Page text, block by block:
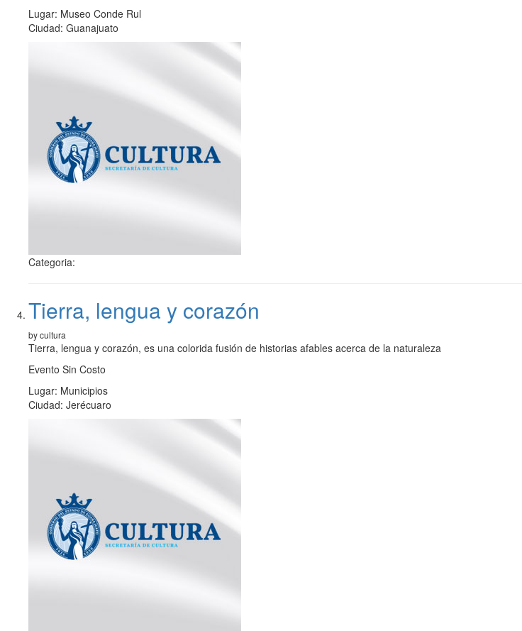
Lugar: Museo Conde Rul
Ciudad: Guanajuato
Categoria:
Tierra, lengua y corazón
by cultura
Tierra, lengua y corazón, es una colorida fusión de historias afables acerca de la naturaleza
Evento Sin Costo
Lugar: Municipios
Ciudad: Jerécuaro